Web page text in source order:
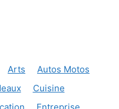
Arts
Autos Motos
Cuisine